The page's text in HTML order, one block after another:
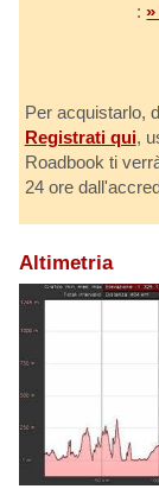
:
Per acquistarlo,
Registrati qui,
Roadbook ti
24 ore
Altimetria